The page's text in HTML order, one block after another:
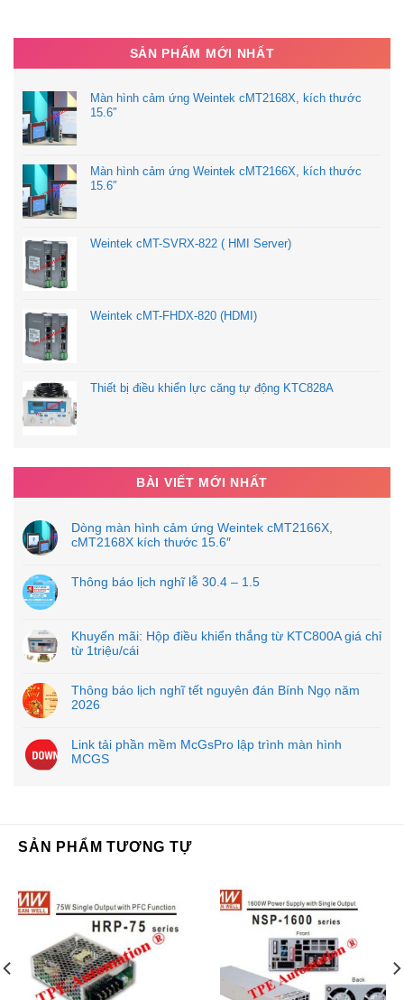
SẢN PHẨM MỚI NHẤT
Màn hình cảm ứng Weintek cMT2168X, kích thước
15.6″
Màn hình cảm ứng Weintek cMT2166X, kích thước
15.6″
Weintek cMT-SVRX-822 ( HMI Server)
Weintek cMT-FHDX-820 (HDMI)
Thiết bị điều khiển lực căng tự động KTC828A
BÀI VIẾT MỚI NHẤT
Dòng màn hình cảm ứng Weintek cMT2166X,
cMT2168X kích thước 15.6″
Thông báo lịch nghĩ lễ 30.4 – 1.5
Khuyến mãi: Hộp điều khiển thắng từ KTC800A giá chỉ
từ 1triệu/cái
Thông báo lịch nghĩ tết nguyên đán Bính Ngọ năm
2026
Link tải phần mềm McGsPro lập trình màn hình
MCGS
SẢN PHẨM TƯƠNG TỰ